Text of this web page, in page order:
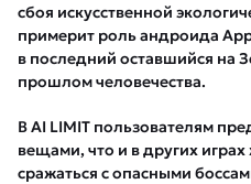
сбоя искусственной
примерит роль андроида
в последний оставшийся на
прошлом человечества.
В AI LIMIT пользователям
вещами, что и в других
сражаться с опасными